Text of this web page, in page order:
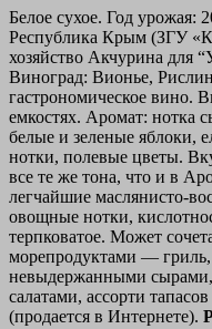
Белое сухое. Год урожая:
Республика Крым (ЗГУ
хозяйство Акчурина для
Виноград: Вионье,
гастрономическое вино.
емкостях. Аромат: нотка
белые и зеленые яблоки,
нотки, полевые цветы.
все те же тона, что и в
легчайшие маслянисто-
овощные нотки,
терпковатое. Может
морепродуктами —
невыдержанными
салатами, ассорти
(продается в Интернете).